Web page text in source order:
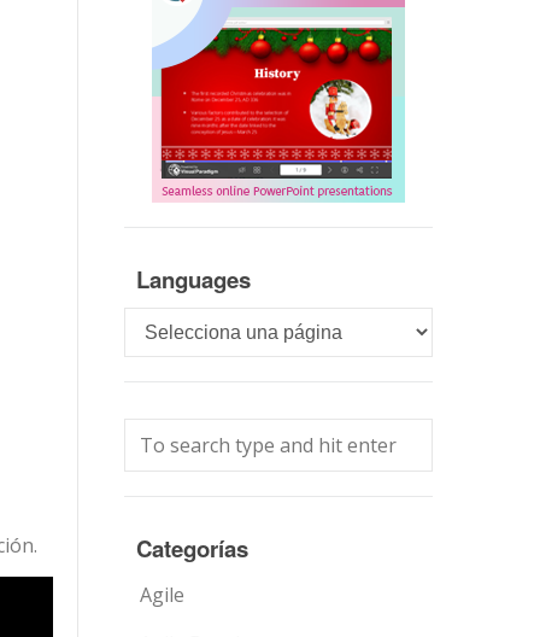
Languages
Languages
Categorías
Agile